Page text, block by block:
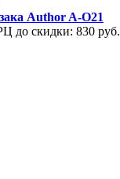
Author A-O21
до скидки: 830 руб.